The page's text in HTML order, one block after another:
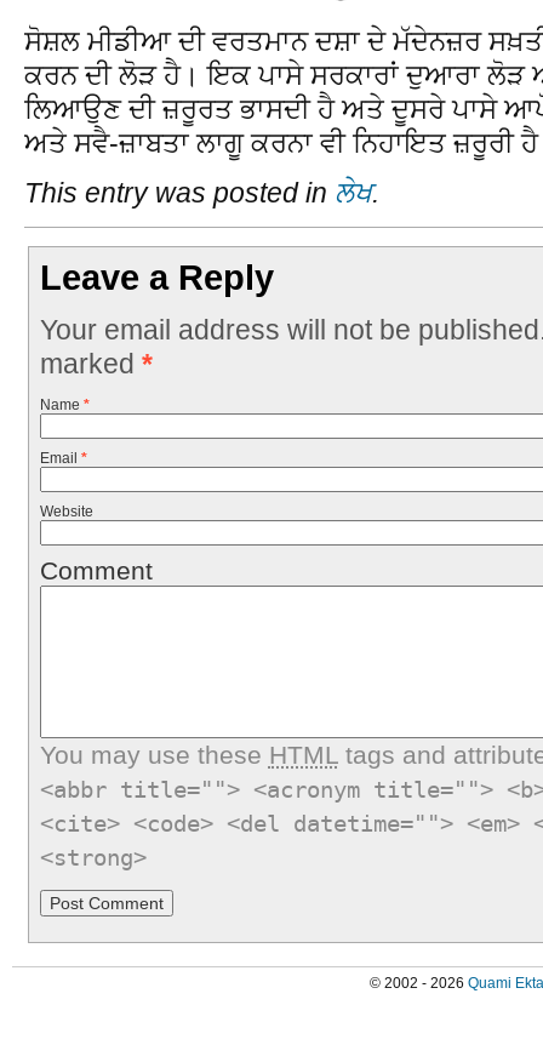
ਸੋਸ਼ਲ ਮੀਡੀਆ ਦੀ ਵਰਤਮਾਨ ਦਸ਼ਾ ਦੇ ਮੱਦੇਨਜ਼ਰ
ਕਰਨ ਦੀ ਲੋੜ ਹੈ। ਇਕ ਪਾਸੇ ਸਰਕਾਰਾਂ ਦੁਆਰਾ ਲੋੜ
ਲਿਆਉਣ ਦੀ ਜ਼ਰੂਰਤ ਭਾਸਦੀ ਹੈ ਅਤੇ ਦੂਸਰੇ ਪਾਸੇ
ਅਤੇ ਸਵੈ-ਜ਼ਾਬਤਾ ਲਾਗੂ ਕਰਨਾ ਵੀ ਨਿਹਾਇਤ ਜ਼ਰੂਰੀ
This entry was posted in ਲੇਖ.
Leave a Reply
Your email address will not be
marked *
Name *
Email *
Website
Comment
You may use these HTMLtags and
<abbr title=""> <acronym title="">
<cite> <code> <del datetime="">
<strong>
© 2002 - 2026 Quami